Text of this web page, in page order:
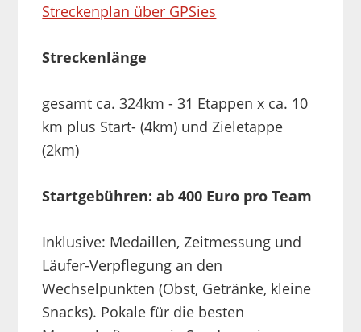
Streckenplan über GPSies
Streckenlänge
gesamt ca. 324km - 31 Etappen x ca. 10
km plus Start- (4km) und Zieletappe
(2km)
Startgebühren: ab 400 Euro pro Team
Inklusive: Medaillen, Zeitmessung und
Läufer-Verpflegung an den
Wechselpunkten (Obst, Getränke, kleine
Snacks). Pokale für die besten